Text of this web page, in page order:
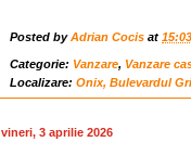
Posted byAdrian Cocis at
Categorie: Vanzare, Vanzare
Localizare: Onix, Bulevardul
vineri, 3 aprilie 2026